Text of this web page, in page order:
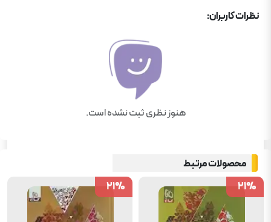
نظرات کاربران:
هنوز نظری ثبت نشده است.
محصولات مرتبط
21%
21%
21%
21%